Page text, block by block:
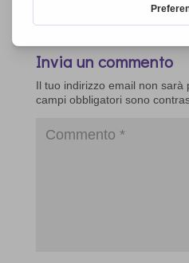
Invia un commento
Il tuo indirizzo email non sarà
campi obbligatori sono